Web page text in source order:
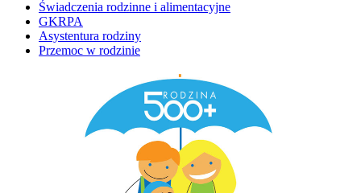
Świadczenia rodzinne i alimentacyjne
GKRPA
Asystentura rodziny
Przemoc w rodzinie